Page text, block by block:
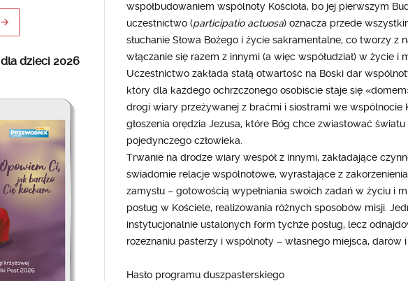
dzieci 2026
współbudowaniem wspólnoty Kościoła, bo jej pierwszym
uczestnictwo (participatio actuosa) oznacza przede
słuchanie Słowa Bożego i życie sakramentalne, co tworzy
włączanie się razem z innymi (a więc współudział) w życie i
Uczestnictwo zakłada stałą otwartość na Boski dar
który dla każdego ochrzczonego osobiście staje się
drogi wiary przeżywanej z braćmi i siostrami we wspólnocie
głoszenia orędzia Jezusa, które Bóg chce zwiastować
pojedynczego człowieka.
Trwanie na drodze wiary wespół z innymi, zakładające
świadomie relacje wspólnotowe, wyrastające z
zamysłu – gotowością wypełniania swoich zadań w życiu i
posług w Kościele, realizowania różnych sposobów misji.
instytucjonalnie ustalonych form tychże posług, lecz
rozeznaniu pasterzy i wspólnoty – własnego miejsca, darów
Hasło programu duszpasterskiego